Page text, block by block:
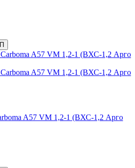
A57 VM 1,2-1 (ВХС-1,2 Арго